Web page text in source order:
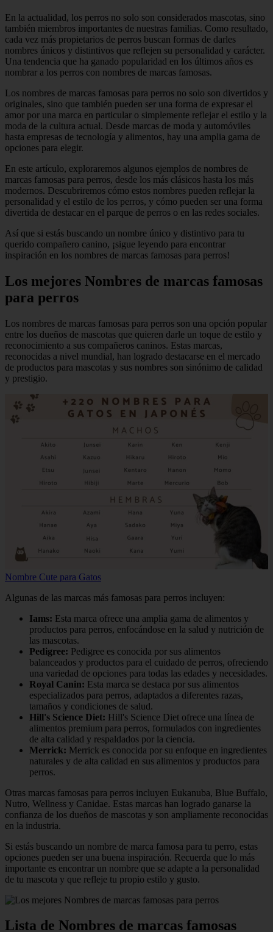
En la actualidad, los perros no solo son considerados mascotas, sino
también miembros importantes de nuestras familias. Como resultado,
cada vez más propietarios de perros buscan formas de darles
nombres únicos y distintivos que reflejen su personalidad y carácter.
Una tendencia que ha ganado popularidad en los últimos años es
nombrar a los perros con nombres de marcas famosas.
Los nombres de marcas famosas para perros no solo son divertidos y
originales, sino que también pueden ser una forma de expresar el
amor por una marca en particular o simplemente reflejar el estilo y la
moda de la cultura actual. Desde marcas de moda y automóviles
hasta empresas de tecnología y alimentos, hay una amplia gama de
opciones para elegir.
En este artículo, exploraremos algunos ejemplos de nombres de
marcas famosas para perros, desde los más clásicos hasta los más
modernos. Descubriremos cómo estos nombres pueden reflejar la
personalidad y el estilo de los perros, y cómo pueden ser una forma
divertida de destacar en el parque de perros o en las redes sociales.
Así que si estás buscando un nombre único y distintivo para tu
querido compañero canino, ¡sigue leyendo para encontrar
inspiración en los nombres de marcas famosas para perros!
Los mejores Nombres de marcas famosas
para perros
Los nombres de marcas famosas para perros son una opción popular
entre los dueños de mascotas que quieren darle un toque de estilo y
reconocimiento a sus compañeros caninos. Estas marcas,
reconocidas a nivel mundial, han logrado destacarse en el mercado
de productos para mascotas y sus nombres son sinónimo de calidad
y prestigio.
Nombre Cute para Gatos
Algunas de las marcas más famosas para perros incluyen:
Iams: Esta marca ofrece una amplia gama de alimentos y
productos para perros, enfocándose en la salud y nutrición de
las mascotas.
Pedigree: Pedigree es conocida por sus alimentos
balanceados y productos para el cuidado de perros, ofreciendo
una variedad de opciones para todas las edades y necesidades.
Royal Canin: Esta marca se destaca por sus alimentos
especializados para perros, adaptados a diferentes razas,
tamaños y condiciones de salud.
Hill's Science Diet: Hill's Science Diet ofrece una línea de
alimentos premium para perros, formulados con ingredientes
de alta calidad y respaldados por la ciencia.
Merrick: Merrick es conocida por su enfoque en ingredientes
naturales y de alta calidad en sus alimentos y productos para
perros.
Otras marcas famosas para perros incluyen Eukanuba, Blue Buffalo,
Nutro, Wellness y Canidae. Estas marcas han logrado ganarse la
confianza de los dueños de mascotas y son ampliamente reconocidas
en la industria.
Si estás buscando un nombre de marca famosa para tu perro, estas
opciones pueden ser una buena inspiración. Recuerda que lo más
importante es encontrar un nombre que se adapte a la personalidad
de tu mascota y que refleje tu propio estilo y gusto.
Lista de Nombres de marcas famosas